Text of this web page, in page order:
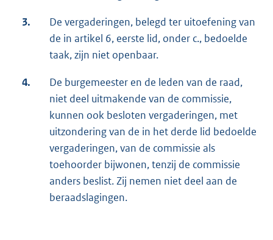
3.
De vergaderingen, belegd ter uitoefening van
de in artikel 6, eerste lid, onder c., bedoelde
taak, zijn niet openbaar.
4.
De burgemeester en de leden van de raad,
niet deel uitmakende van de commissie,
kunnen ook besloten vergaderingen, met
uitzondering van de in het derde lid bedoelde
vergaderingen, van de commissie als
toehoorder bijwonen, tenzij de commissie
anders beslist. Zij nemen niet deel aan de
beraadslagingen.